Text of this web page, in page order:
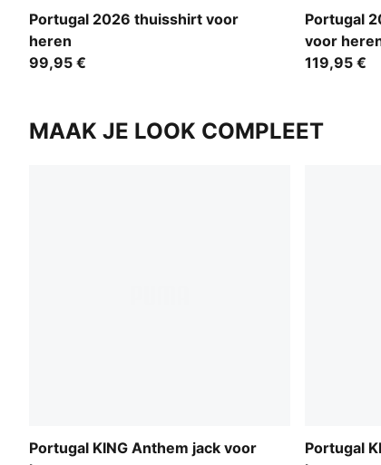
Portugal 2026 thuisshirt voor
heren
99,95 €
Portugal
voor
119,95 €
MAAK JE LOOK COMPLEET
Portugal KING Anthem jack voor
Portugal